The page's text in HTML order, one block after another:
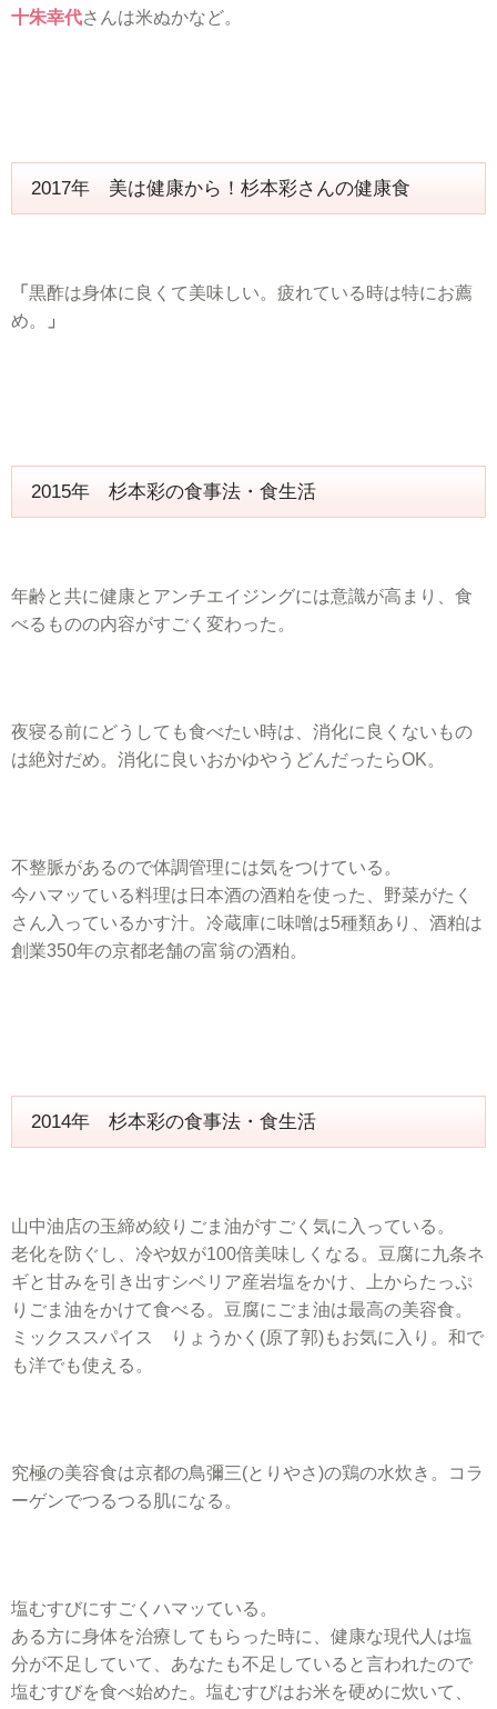
十朱幸代さんは米ぬかなど。
2017年 美は健康から！杉本彩さんの健康食
「 黒酢は身体に良くて美味しい。疲れている時は特にお薦
め。
」
2015年 杉本彩の食事法・食生活
年齢と共に健康とアンチエイジングには意識が高まり、食
べるものの内容がすごく変わった。
夜寝る前にどうしても食べたい時は、消化に良くないもの
は絶対だめ。消化に良いおかゆやうどんだったらOK。
不整脈があるので体調管理には気をつけている。
今ハマッている料理は日本酒の酒粕を使った、野菜がたく
さん入っているかす汁。冷蔵庫に味噌は5種類あり、酒粕は
創業350年の京都老舗の富翁の酒粕。
2014年 杉本彩の食事法・食生活
山中油店の玉締め絞りごま油がすごく気に入っている。
老化を防ぐし、冷や奴が100倍美味しくなる。豆腐に九条ネ
ギと甘みを引き出すシベリア産岩塩をかけ、上からたっぷ
りごま油をかけて食べる。豆腐にごま油は最高の美容食。
ミックススパイス りょうかく(原了郭)もお気に入り。和で
も洋でも使える。
究極の美容食は京都の鳥彌三(とりやさ)の鶏の水炊き。コラ
ーゲンでつるつる肌になる。
塩むすびにすごくハマッている。
ある方に身体を治療してもらった時に、健康な現代人は塩
分が不足していて、あなたも不足していると言われたので
塩むすびを食べ始めた。塩むすびはお米を硬めに炊いて、